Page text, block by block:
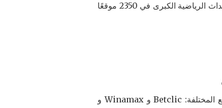
شركة المراهنات هذه في المملكة المتحدة منذ عام 1934: وتقدم سباقات الخيل وسباقات الكلاب السلوقية والأحداث الرياضية الكبرى في 2350 موقعًا
قم بعمل رهانك الأول عبر الإنترنت على السياسة وجميع الألعاب الرياضية بفضل ملفاتنا الموجودة على المواقع المختلفة: Betclic و Winamax و